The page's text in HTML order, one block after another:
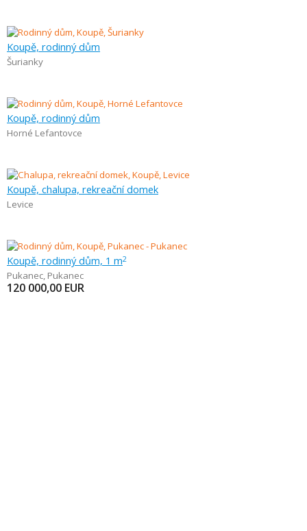
Koupě, rodinný dům
Šurianky
Koupě, rodinný dům
Horné Lefantovce
Koupě, chalupa, rekreační domek
Levice
Koupě, rodinný dům, 1 m2
Pukanec, Pukanec
120 000,00 EUR